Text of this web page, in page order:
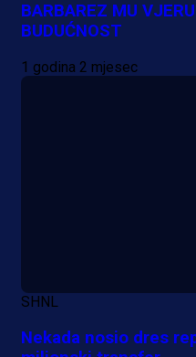
BARBAREZ MU
BUDUĆNOST
1 godina 2 mjesec
SHNL
Nekada nosio dres